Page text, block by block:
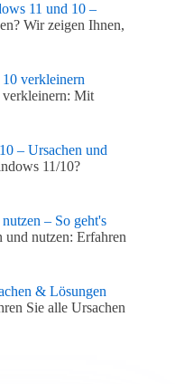
11 und 10 –
Wir zeigen Ihnen,
verkleinern
verkleinern: Mit
– Ursachen und
11/10?
– So geht's
nutzen: Erfahren
& Lösungen
Sie alle Ursachen